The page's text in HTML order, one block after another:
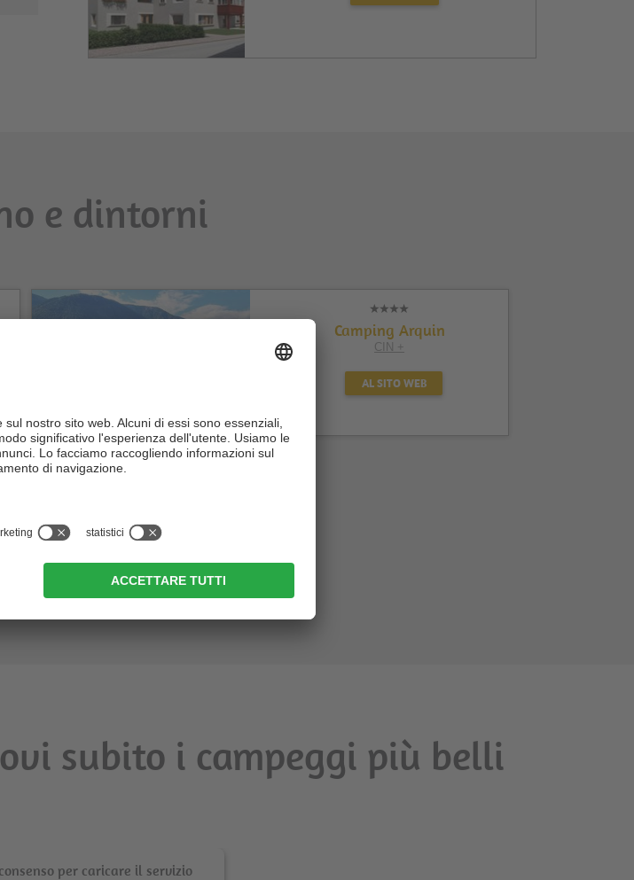
e dintorni
Camping Arquin
CIN +
AL SITO WEB
subito i campeggi più belli
per caricare il servizio